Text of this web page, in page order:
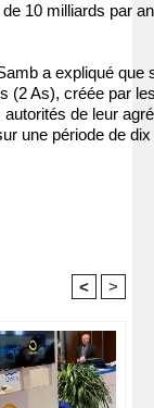
10 milliards par
a expliqué
As), créée par
de leur
une période de
< >